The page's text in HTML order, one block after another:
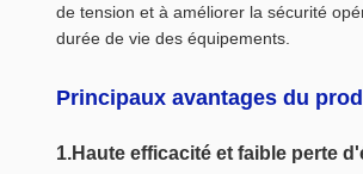
de tension et à améliorer la sécurité
durée de vie des équipements.
Principaux avantages du
1.Haute efficacité et faible perte